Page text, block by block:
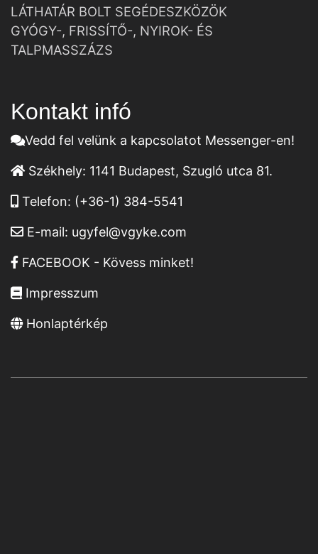
LÁTHATÁR BOLT SEGÉDESZKÖZÖK
GYÓGY-, FRISSÍTŐ-, NYIROK- ÉS
TALPMASSZÁZS
Kontakt infó
Vedd fel velünk a kapcsolatot Messenger-en!
Székhely: 1141 Budapest, Szugló utca 81.
Telefon: (+36-1) 384-5541
E-mail: ugyfel@vgyke.com
FACEBOOK - Kövess minket!
Impresszum
Honlaptérkép